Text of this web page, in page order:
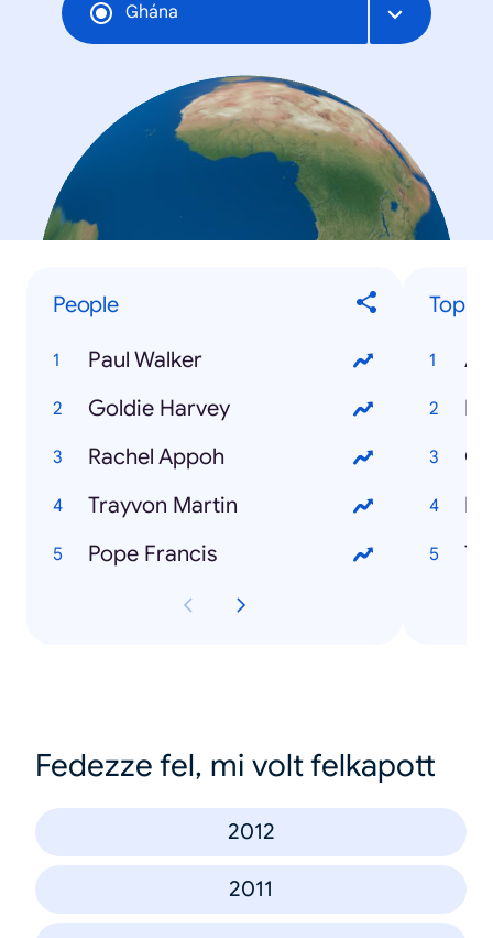
Ghána
People
Paul Walker
Goldie Harvey
Rachel Appoh
Trayvon Martin
Pope Francis
Top
Fedezze fel, mi volt felkapott
2012
2011